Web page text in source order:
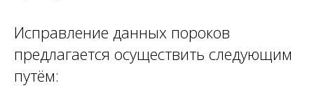
Исправление данных пороков
предлагается осуществить следующим
путём: